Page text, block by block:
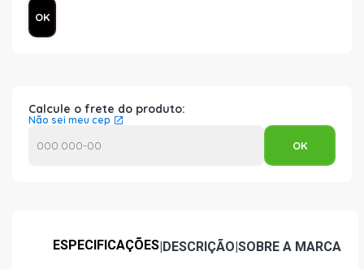
Calcule o frete do produto:
Não sei meu cep
ESPECIFICAÇÕES|DESCRIÇÃO|SOBRE A MARCA